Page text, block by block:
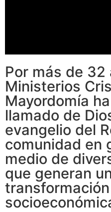
Por más de 32
Ministerios
Mayordomía
llamado de
evangelio del
comunidad en
medio de
que generan